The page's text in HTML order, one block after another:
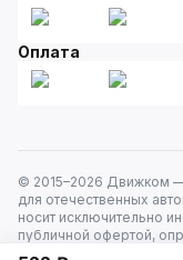
Оплата
© 2015–2026 Движком —
для отечественных
носит исключительно
публичной офертой,